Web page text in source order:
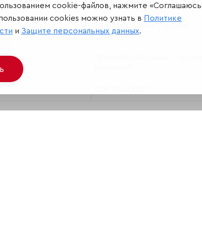
"ЛК "Европлан"
компаний
cookie-файлов, нажмите
cookies можно узнать в Политике
и Защите персональных данных.